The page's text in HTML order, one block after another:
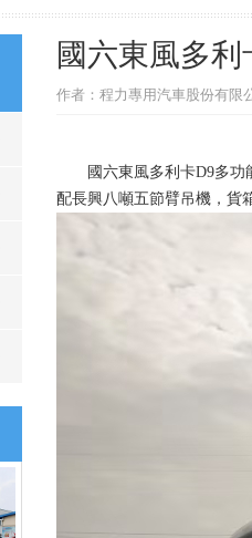
國六東風多
作者：程力專用汽車股份有限
國六東風多利卡D9多
配長興八噸五節臂吊機，貨